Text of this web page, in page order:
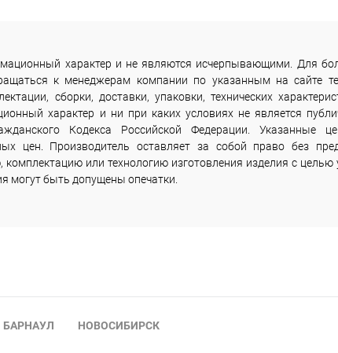
характер и не являются исчерпывающими. Для
к менеджерам компании по указанным на сайте
сборки, доставки, упаковки, технических
характер и ни при каких условиях не является
Кодекса Российской Федерации. Указанные
цен. Производитель оставляет за собой право без
или технологию изготовления изделия с целью
могут быть допущены опечатки.
БАРНАУЛ НОВОСИБИРСК